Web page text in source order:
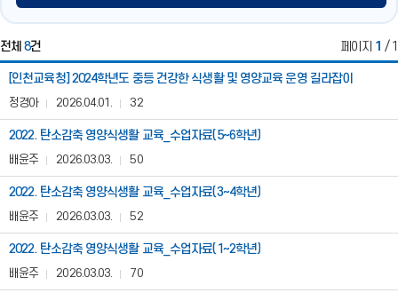
기
전체8건 페이지 1 / 1
영
양
교
육
자
료
실
직
원)
게
시
은
[인천교육청] 2024학년도 중등 건강한 식생활 및 영양교육 운영 길라잡이
정경아 2026.04.01. 32
2022. 탄소감축 영양식생활 교육_수업자료(5~6학년)
배윤주 2026.03.03. 50
2022. 탄소감축 영양식생활 교육_수업자료(3~4학년)
배윤주 2026.03.03. 52
2022. 탄소감축 영양식생활 교육_수업자료(1~2학년)
배윤주 2026.03.03. 70